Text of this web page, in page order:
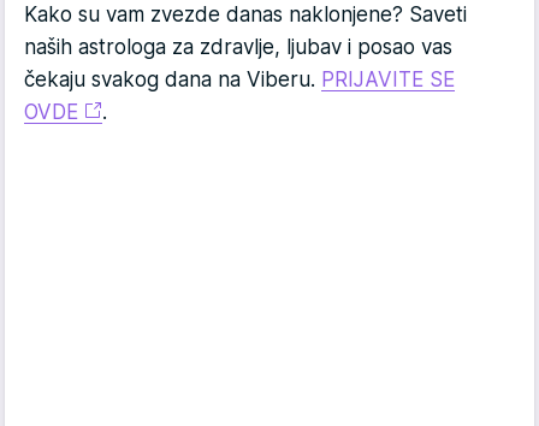
Kako su vam zvezde danas naklonjene? Saveti
naših astrologa za zdravlje, ljubav i posao vas
čekaju svakog dana na Viberu. PRIJAVITE SE
OVDE
.